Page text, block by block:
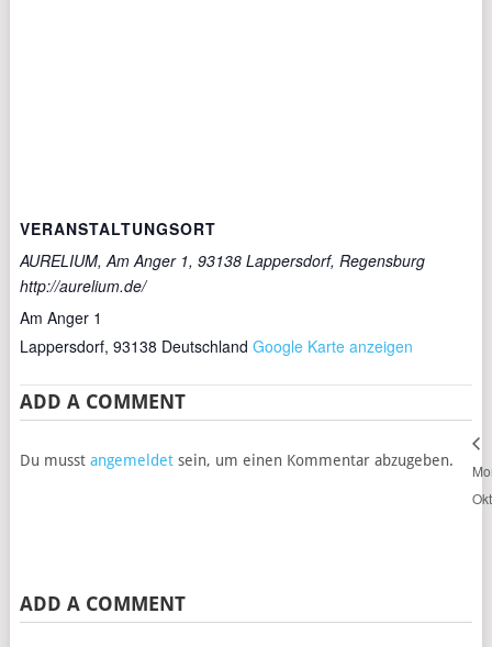
VERANSTALTUNGSORT
AURELIUM, Am Anger 1, 93138 Lappersdorf, Regensburg
http://aurelium.de/
Am Anger 1
Lappersdorf, 93138 Deutschland Google Karte anzeigen
ADD A COMMENT
Du musst angemeldetsein, um einen Kommentar abzugeben.
ADD A COMMENT